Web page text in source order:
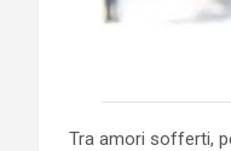
Tra amori sofferti,